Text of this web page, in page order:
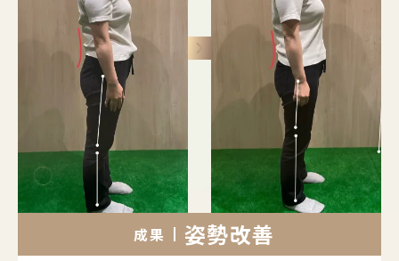
keyboard_arrow_right
成果 姿勢改善